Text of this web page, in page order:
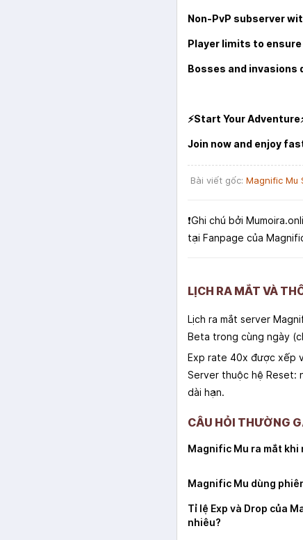
Non-PvP subserver
Player limits to
Bosses and invasions
⚡Start Your Adventure
Join now and enjoy
Bài viết gốc: Magnific Mu
❗️Ghi chú bởi
tại Fanpage của
LỊCH RA MẮT VÀ
Lịch ra mắt server
Beta trong cùng ngày
Exp rate 40x được xếp
Server thuộc hệ Reset:
dài hạn.
CÂU HỎI THƯỜNG
Magnific Mu ra mắt khi
Magnific Mu dùng
Tỉ lệ Exp và Drop của
nhiêu?